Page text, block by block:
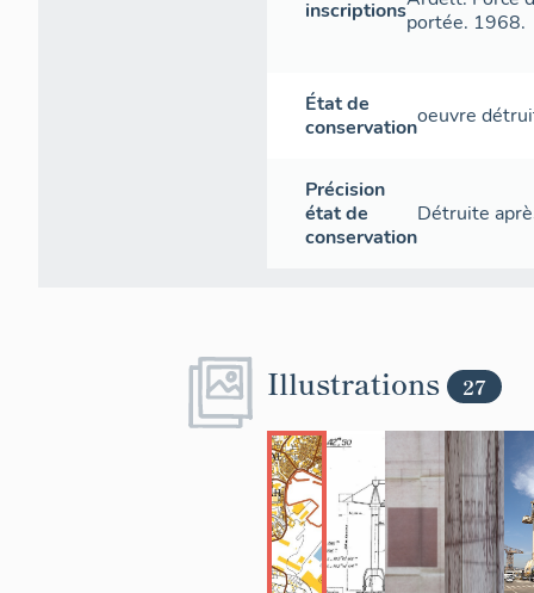
inscriptionsportée. 1968.
État de
conservationoeuvre
Précision
état de
conservation
Détruite
Illustrations 27